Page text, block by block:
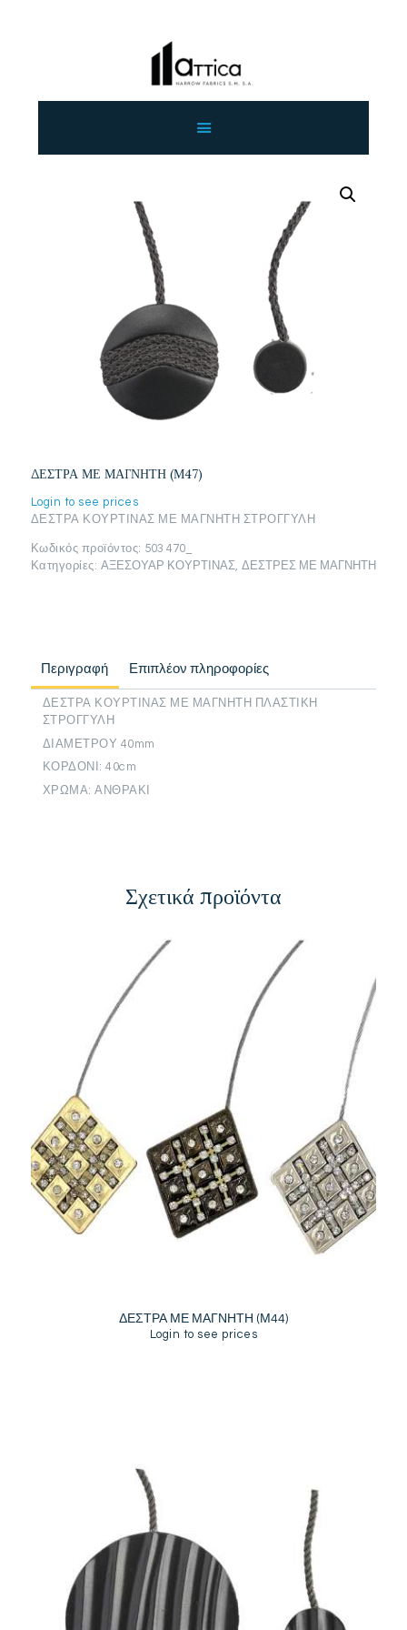
ΕΠΙΚΟΙΝΩΝΙΑ
ΧΟΝΔΡΙΚΗ
ΕΛΛΗΝΙΚΆ
ΔΕΣΤΡΑ ΜΕ ΜΑΓΝΗΤΗ (Μ47)
Login to see prices
ΔΕΣΤΡΑ ΚΟΥΡΤΙΝΑΣ ΜΕ ΜΑΓΝΗΤΗ ΣΤΡΟΓΓΥΛΗ
Κωδικός προϊόντος: 503 470_
Κατηγορίες: ΑΞΕΣΟΥΑΡ ΚΟΥΡΤΙΝΑΣ ΔΕΣΤΡΕΣ ΜΕ ΜΑΓΝΗΤΗ
Περιγραφή Επιπλέον πληροφορίες
ΔΕΣΤΡΑ ΚΟΥΡΤΙΝΑΣ ΜΕ ΜΑΓΝΗΤΗ ΠΛΑΣΤΙΚΗ
ΣΤΡΟΓΓΥΛΗ
ΔΙΑΜΕΤΡΟΥ 40mm
ΚΟΡΔΟΝΙ: 40cm
ΧΡΩΜΑ: ΑΝΘΡΑΚΙ
Σχετικά προϊόντα
ΔΕΣΤΡΑ ΜΕ ΜΑΓΝΗΤΗ (Μ44)
Login to see prices